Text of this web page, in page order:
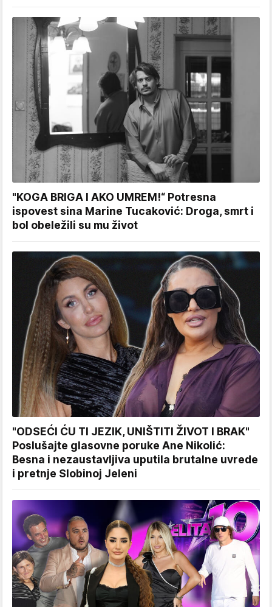
"KOGA BRIGA I AKO UMREM!“ Potresna
ispovest sina Marine Tucaković: Droga, smrt i
bol obeležili su mu život
"ODSEĆI ĆU TI JEZIK, UNIŠTITI ŽIVOT I BRAK"
Poslušajte glasovne poruke Ane Nikolić:
Besna i nezaustavljiva uputila brutalne uvrede
i pretnje Slobinoj Jeleni